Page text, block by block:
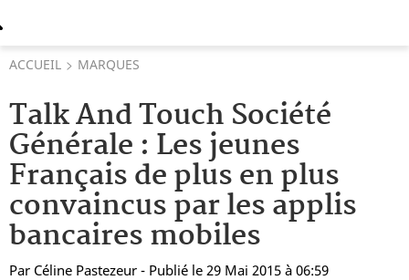
ACCUEIL MARQUES
Talk And Touch Société
Générale : Les jeunes
Français de plus en plus
convaincus par les applis
bancaires mobiles
Par Céline Pastezeur - Publié le 29 Mai 2015 à 06:59